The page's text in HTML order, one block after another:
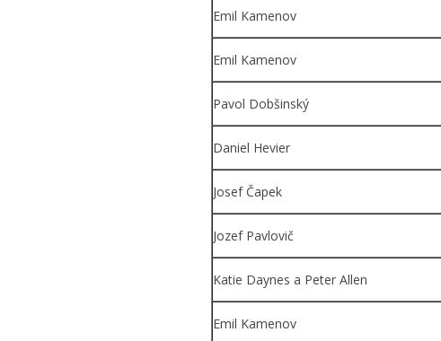
Emil Kamenov
Emil Kamenov
Pavol Dobšinský
Daniel Hevier
Josef Čapek
Јоzеf Pavlovič
Katie Daynes a Peter Allen
Emil Kamenov